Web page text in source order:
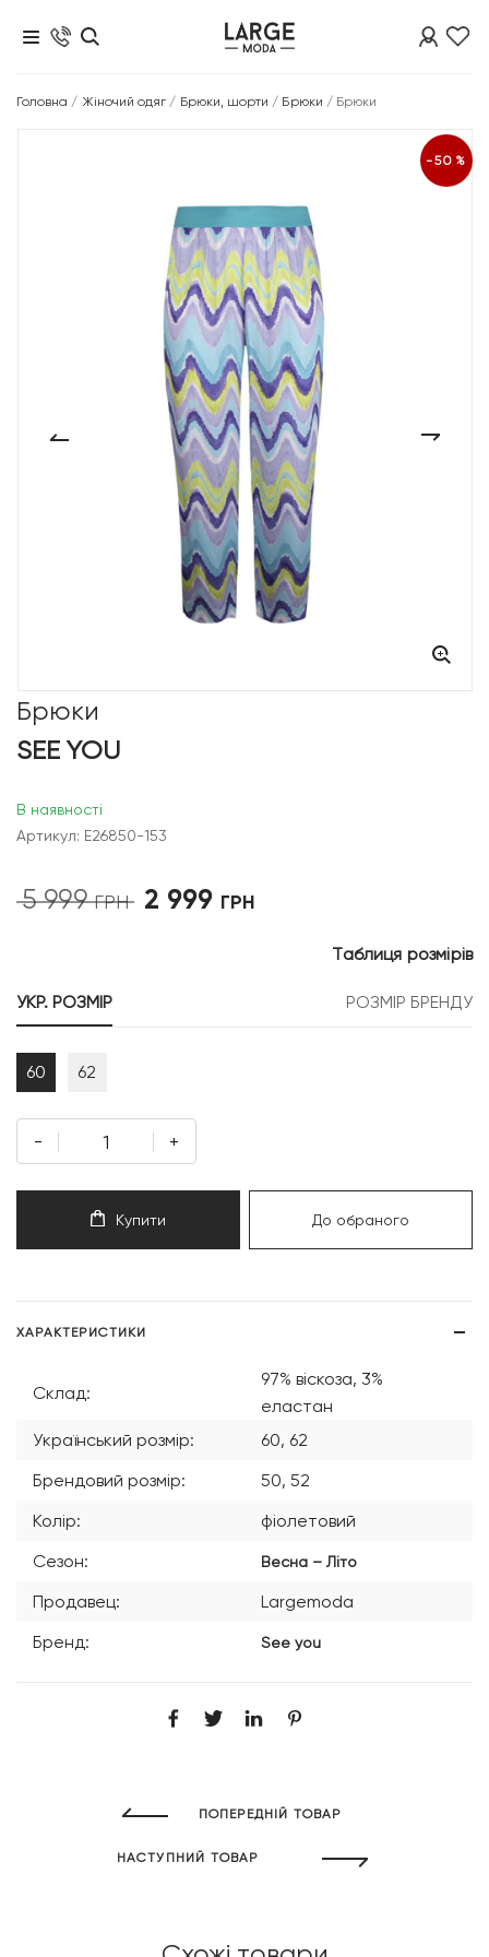
Головна / Жіночий одяг / Брюки, шорти / Брюки / Брюки
-50%
Брюки
SEE YOU
В наявності
Артикул: E26850-153
5 999ГРН
Оригінальна
2 999 ГРН
УКР. РОЗМІР
РОЗМІР БРЕНДУ
Таблиця розмірів
60 62
- +
Купити До обраного
ХАРАКТЕРИСТИКИ
Склад:
97% віскоза, 3%
еластан
Український розмір:
60, 62
Брендовий розмір:
50, 52
Колір:
фіолетовий
Сезон:
Весна – Літо
Продавец:
Largemoda
Бренд:
See you
ПОПЕРЕДНІЙ ТОВАР
НАСТУПНИЙ ТОВАР